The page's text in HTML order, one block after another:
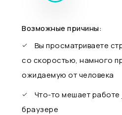
Возможные причины:
Вы просматриваете
со скоростью, намного
ожидаемую от человека
Что-то мешает
браузере